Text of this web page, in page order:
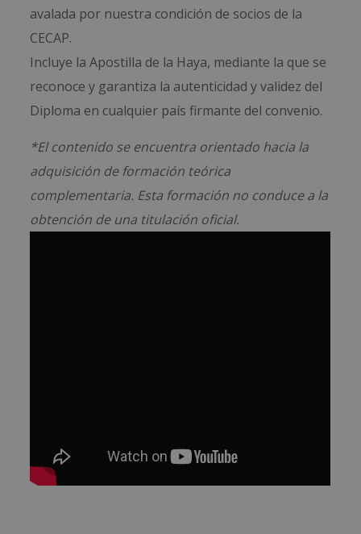
avalada por nuestra condición de socios de la
CECAP.
Incluye la Apostilla de la Haya, mediante la que se
reconoce y garantiza la autenticidad y validez del
Diploma en cualquier país firmante del convenio.
*El contenido se encuentra orientado hacia la
adquisición de formación teórica
complementaria. Esta formación no conduce a la
obtención de una titulación oficial.